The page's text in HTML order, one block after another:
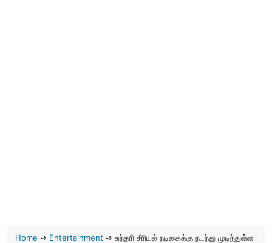
Home ➺ Entertainment ➺ சுந்தரி சீரியல் நடிகைக்கு நடந்து முடிந்துள்ள